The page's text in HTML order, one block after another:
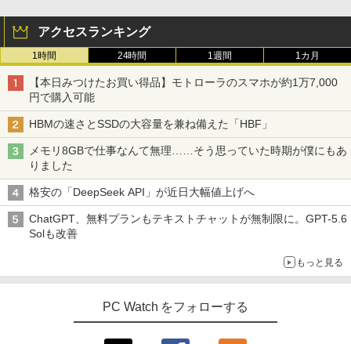
￥1,117
by Amazon 炭酸水 ラベルレス 500ml ×24本
art Basic)
￥1,625
コカ・コーラ やかんの麦茶 from 爽健美茶 ラ
ベルレス 650mlPET×24本
￥594
HUNTER×HUNTER モノクロ版 39 (ジャンプ
コミックスDIGITAL)
￥572
版ビッグガンガンコミックス)
￥810
luetooth HDMI 中古パソコン ノート 中
古PC ノートパソコン Windows10 ノー
トPC 中古品 訳あり【あす楽】
￥10,500
3
【★最大100%ポイント】【新生活応援・
2026】【Office 2019 H&B】NEC Versa
Pro/第4世代 Core i5/メモリ: 4GB/8GB/1
5.6型/USB 3.0/DVD/SDカードスロット/
Wi-Fi/Office/無線マウス/中古 パソコン/
中古PC ノートパソコン/Windows11
14）Apple アップルA1465 C02NBAX1G
083コンディションランク【B】（商品 N
o.01-0）
16GB | SSD:512GB(新品) | DVDマルチ |
無線LANなし | Win11Pro64bit
￥25,000
3
【中古】Apple iMac 27インチ Retina 5
Kディスプレイモデル MNE92J/A (Mid 2
017)【千葉】保証期間1ヶ月【ランクB】
| 第9世代 | Core i3 9100T 3.1(～最大3.7)
GHz | MEM:16GB | SSD:512GB(新品) |
プター付属
￥34,980
PC/スマホ/ゲーム機対応 収納ケース付き
￥9,527
ター 15.6インチ フルHD 100%sRGB 非
光沢IPS パネル Type-C対応 miniHDMI
薄型軽量 約650g VESA対応 モニター 持
ち運び サブディスプレイ テレワーク 在
￥8,999
LG PCモニター 23.8インチ IPS フルHD
100Hz HDMI×2 ブルーライト低減 VESA
￥11,440
3
杖と剣のウィストリア（16） 【電子書
籍】[ 大森藤ノ ]
3） [ 益田 ミリ ]
￥1,760
￥924
アクセスランキング
1時間 24時間 1週間 1カ月
【本日みつけたお買い得品】モトローラのスマホが約1万7,000
円で購入可能
HBMの速さとSSDの大容量を兼ね備えた「HBF」
メモリ8GBで仕事なんて無理……そう思っていた時期が僕にもあ
りました
格安の「DeepSeek API」が近日大幅値上げへ
ChatGPT、無料プランもテキストチャットが無制限に。GPT-5.6
Solも改善
もっと見る
PC Watch をフォローする